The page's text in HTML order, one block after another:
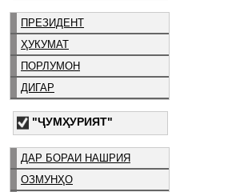
ПРЕЗИДЕНТ
ҲУКУМАТ
ПОРЛУМОН
ДИГАР
"ҶУМҲУРИЯТ"
ДАР БОРАИ НАШРИЯ
ОЗМУНҲО